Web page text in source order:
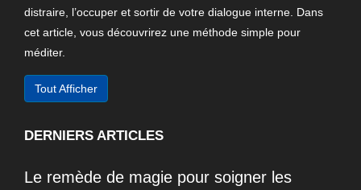
distraire, l’occuper et sortir de votre dialogue interne. Dans
cet article, vous découvrirez une méthode simple pour
méditer.
Tout Afficher
DERNIERS ARTICLES
Le remède de magie pour soigner les